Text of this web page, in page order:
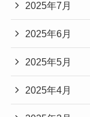
2025年7月
2025年6月
2025年5月
2025年4月